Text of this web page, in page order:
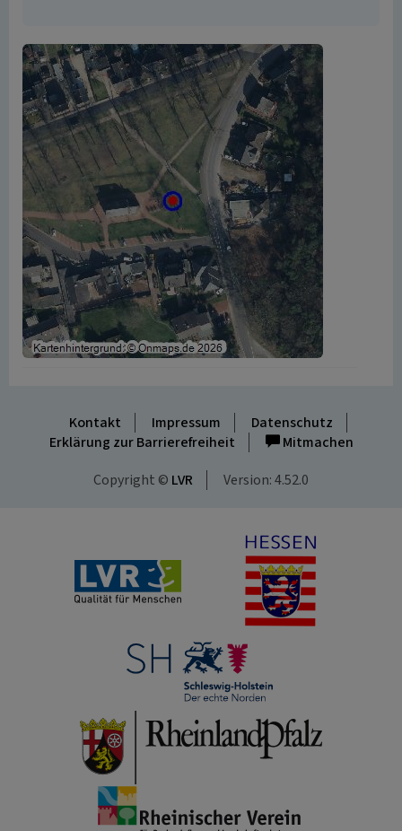
Kontakt Impressum
Datenschutz
Erklärung zur Barrierefreiheit
Mitmachen
Copyright © LVR Version: 4.52.0